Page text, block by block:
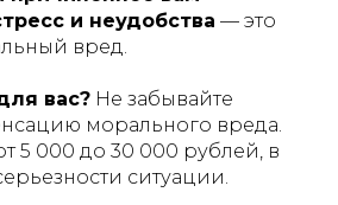
и неудобства — это
вред.
вас? Не забывайте
морального вреда.
5 000 до 30 000 рублей, в
ситуации.